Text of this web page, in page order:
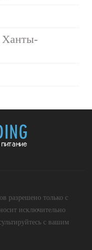
Ханты-
разрешено только с
исключительно
с вашим